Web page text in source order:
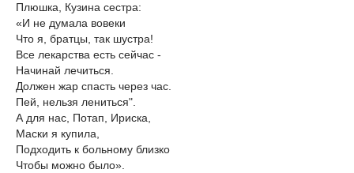
Плюшка, Кузина сестра:
«И не думала вовеки
Что я, братцы, так шустра!
Все лекарства есть сейчас -
Начинай лечиться.
Должен жар спасть через час.
Пей, нельзя лениться".
А для нас, Потап, Ириска,
Маски я купила,
Подходить к больному близко
Чтобы можно было».